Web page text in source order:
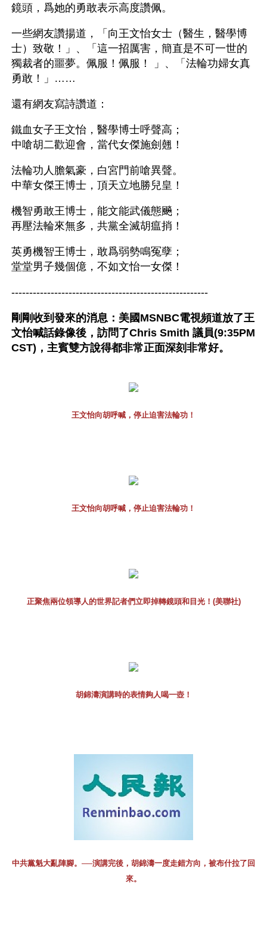
鏡頭，爲她的勇敢表示高度讚佩。
一些網友讚揚道，「向王文怡女士（醫生，醫學博
士）致敬！」、「這一招厲害，簡直是不可一世的
獨裁者的噩夢。佩服！佩服！ 」、「法輪功婦女真
勇敢！」……
還有網友寫詩讚道：
鐵血女子王文怡，醫學博士呼聲高；
中嗆胡二歡迎會，當代女傑施劍翹！
法輪功人膽氣豪，白宮門前嗆異聲。
中華女傑王博士，頂天立地勝兒皇！
機智勇敢王博士，能文能武儀態飈；
再壓法輪來無多，共黨全滅胡瘟捎！
英勇機智王博士，敢爲弱勢鳴冤孽；
堂堂男子幾個億，不如文怡一女傑！
-------------------------------------------------------
剛剛收到發來的消息：美國MSNBC電視頻道放了王
文怡喊話錄像後，訪問了Chris Smith 議員(9:35PM
CST)，主賓雙方說得都非常正面深刻非常好。
王文怡向胡呼喊，停止迫害法輪功！
王文怡向胡呼喊，停止迫害法輪功！
正聚焦兩位領導人的世界記者們立即掉轉鏡頭和目光！(美聯社)
胡錦濤演講時的表情夠人喝一壺！
中共黨魁大亂陣腳。──演講完後，胡錦濤一度走錯方向，被布什拉了回
來。